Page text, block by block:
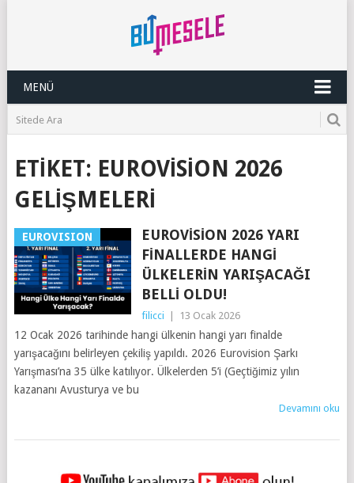
MENÜ
ETIKET: EUROVISION 2026
GELIŞMELERI
EUROVISION
EUROVISION 2026 YARI
FINALLERDE HANGI
ÜLKELERIN YARIŞACAĞI
BELLI OLDU!
filicci 13 Ocak 2026
12 Ocak 2026 tarihinde hangi ülkenin hangi yarı finalde
yarışacağını belirleyen çekiliş yapıldı. 2026 Eurovision Şarkı
Yarışması’na 35 ülke katılıyor. Ülkelerden 5’i (Geçtiğimiz yılın
kazananı Avusturya ve bu
Devamını oku
YAZILAR